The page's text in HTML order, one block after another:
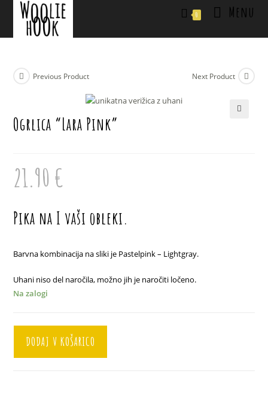
content
0 Menu
Previous Product Next Product
Ogrlica “Lara Pink”
21.90 €
Pika na I vaši obleki.
Barvna kombinacija na sliki je Pastelpink – Lightgray.
Uhani niso del naročila, možno jih je naročiti ločeno.
Na zalogi
"Lara
Pink"
DODAJ V KOŠARICO